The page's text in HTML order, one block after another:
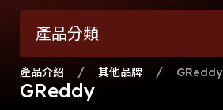
會員制度
最新消息
通知中心
登出
產品分類
產品介紹 其他品牌 GReddy
GReddy